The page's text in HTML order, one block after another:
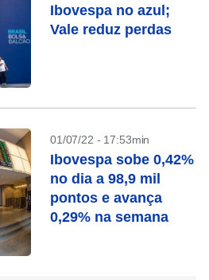
Ibovespa no azul;
Vale reduz perdas
01/07/22 - 17:53min
Ibovespa sobe 0,42%
no dia a 98,9 mil
pontos e avança
0,29% na semana